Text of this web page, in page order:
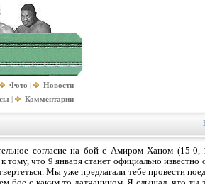
Фото |
Новости
| Комментарии
согласие на бой с Амиром Ханом (15-
тому, что 9 января станет официально
Мы уже предлагали тебе провести